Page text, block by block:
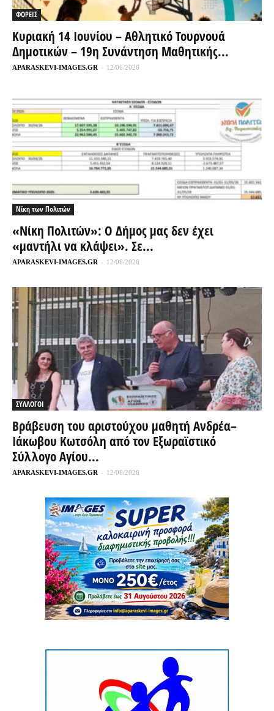
ΦΟΡΕΙΣ
Κυριακή 14 Ιουνίου – Αθλητικό Τουρνουά
Δημοτικών – 19η Συνάντηση Μαθητικής...
APARASKEVI-IMAGES.GR - 12/06/2026
Νίκη των Πολιτών
«Νίκη Πολιτών»: Ο Δήμος μας δεν έχει
«μαντήλι να κλάψει». Σε...
APARASKEVI-IMAGES.GR - 12/06/2026
ΣΥΛΛΟΓΟΙ
Βράβευση του αριστούχου μαθητή Ανδρέα–
Ιάκωβου Κωτσόλη από τον Εξωραϊστικό
Σύλλογο Αγίου...
APARASKEVI-IMAGES.GR - 12/06/2026